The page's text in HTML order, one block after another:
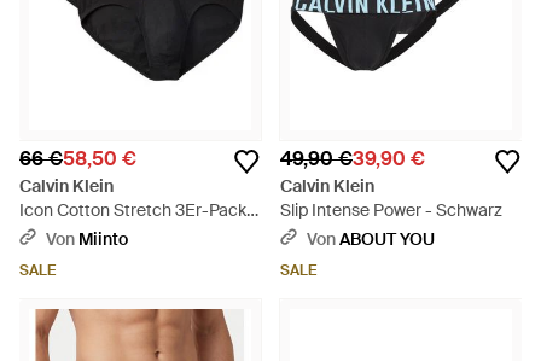
66 €58,50 €
Calvin Klein
Icon Cotton Stretch 3Er-Pack
Hip Brief - Schwarz
Von Miinto
SALE
49,90 €39,90 €
Calvin Klein
Slip Intense Power - Schwarz
VonABOUT YOU
SALE